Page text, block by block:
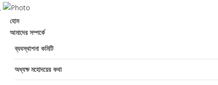
navigation
হোম
আমাদের সম্পর্কে
ব্যবস্থাপনা কমিটি
অধ্যক্ষ মহোদয়ের কথা